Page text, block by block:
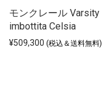
モンクレール Varsity
imbottita Celsia
¥509,300 (税込＆送料無料)